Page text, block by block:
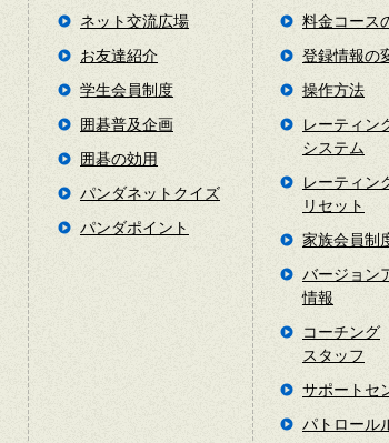
ネット交流広場
お友達紹介
学生会員制度
囲碁普及企画
囲碁の効用
パンダネットクイズ
パンダポイント
料金コース
登録情報の
操作方法
レーティン
システム
レーティン
リセット
家族会員制
バージョン
情報
コーチング
スタッフ
サポートセ
パトロール